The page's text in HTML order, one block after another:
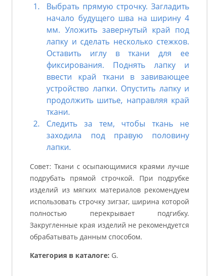
Выбрать прямую строчку. Загладить
начало будущего шва на ширину 4
мм. Уложить завернутый край под
лапку и сделать несколько стежков.
Оставить иглу в ткани для ее
фиксирования. Поднять лапку и
ввести край ткани в завивающее
устройство лапки. Опустить лапку и
продолжить шитье, направляя край
ткани.
Следить за тем, чтобы ткань не
заходила под правую половину
лапки.
Совет: Ткани с осыпающимися краями лучше
подрубать прямой строчкой. При подрубке
изделий из мягких материалов рекомендуем
использовать строчку зигзаг, ширина которой
полностью перекрывает подгибку.
Закругленные края изделий не рекомендуется
обрабатывать данным способом.
Категория в каталоге: G.